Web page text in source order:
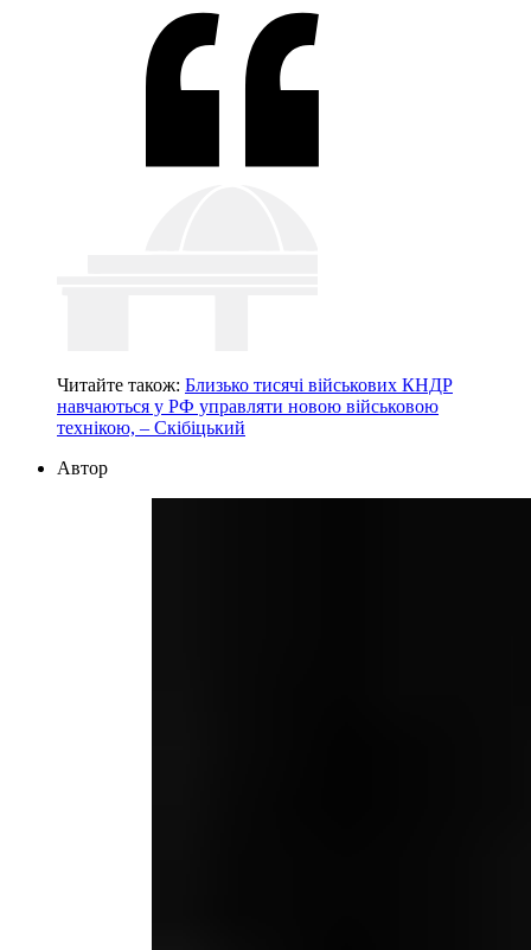
Читайте також: Близько тисячі військових КНДР
навчаються у РФ управляти новою військовою
технікою, – Скібіцький
Автор